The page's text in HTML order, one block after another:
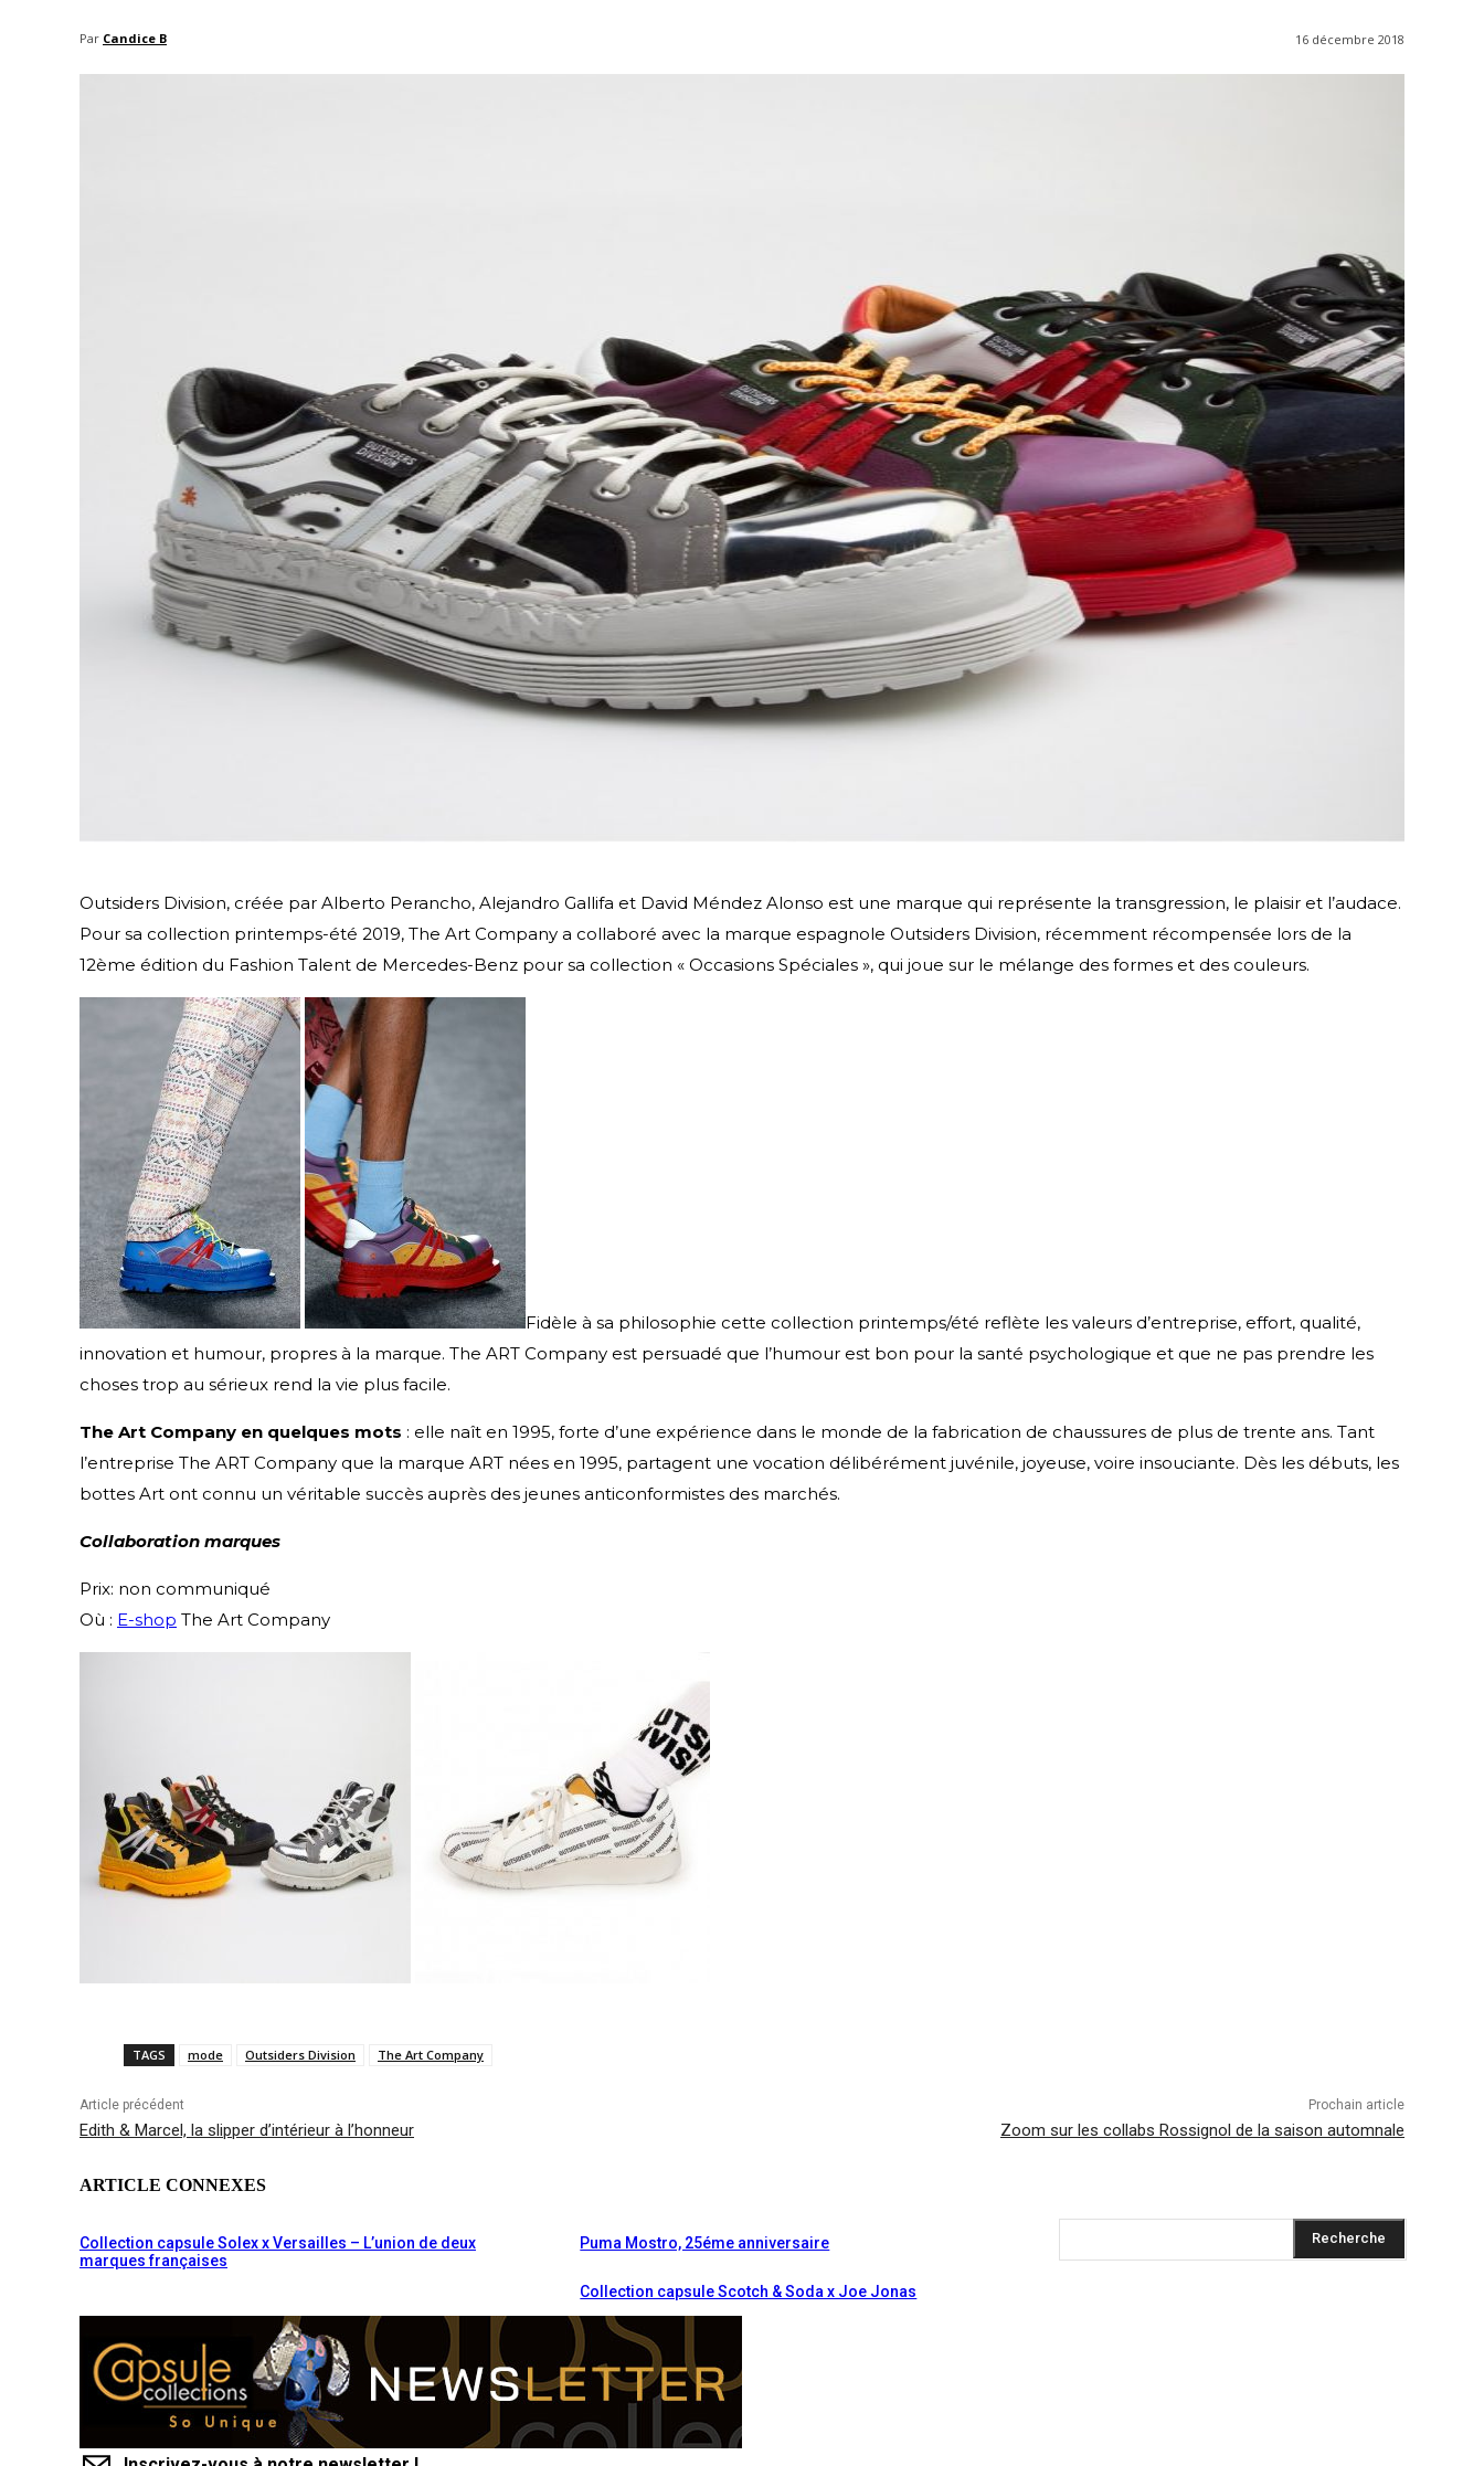
Par Candice B 16 décembre 2018
Outsiders Division, créée par Alberto Perancho, Alejandro Gallifa et David Méndez Alonso est une marque qui représente la transgression, le plaisir et l’audace.
Pour sa collection printemps-été 2019, The Art Company a collaboré avec la marque espagnole Outsiders Division, récemment récompensée lors de la
12ème édition du Fashion Talent de Mercedes-Benz pour sa collection « Occasions Spéciales », qui joue sur le mélange des formes et des couleurs.
Fidèle à sa philosophie cette collection printemps/été reflète les valeurs d’entreprise, effort, qualité,
innovation et humour, propres à la marque. The ART Company est persuadé que l’humour est bon pour la santé psychologique et que ne pas prendre les
choses trop au sérieux rend la vie plus facile.
The Art Company en quelques mots : elle naît en 1995, forte d’une expérience dans le monde de la fabrication de chaussures de plus de trente ans. Tant
l’entreprise The ART Company que la marque ART nées en 1995, partagent une vocation délibérément juvénile, joyeuse, voire insouciante. Dès les débuts, les
bottes Art ont connu un véritable succès auprès des jeunes anticonformistes des marchés.
Collaboration marques
Prix: non communiqué
Où : E-shop The Art Company
TAGS mode Outsiders Division The Art Company
Article précédent
Edith & Marcel, la slipper d’intérieur à l’honneur
Prochain article
Zoom sur les collabs Rossignol de la saison automnale
ARTICLE CONNEXES
Collection capsule Solex x Versailles – L’union de deux
marques françaises
Puma Mostro, 25éme anniversaire
Collection capsule Scotch & Soda x Joe Jonas
Recherche